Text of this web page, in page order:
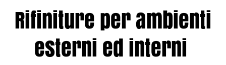
Rifiniture per ambienti
esterni ed interni